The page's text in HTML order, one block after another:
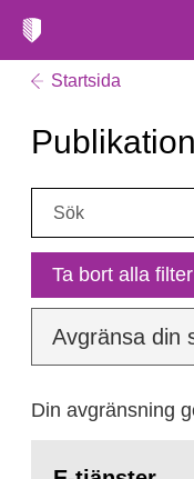
Startsida
Sök:
Ta bort alla filter
Avgränsa din
Din avgränsning